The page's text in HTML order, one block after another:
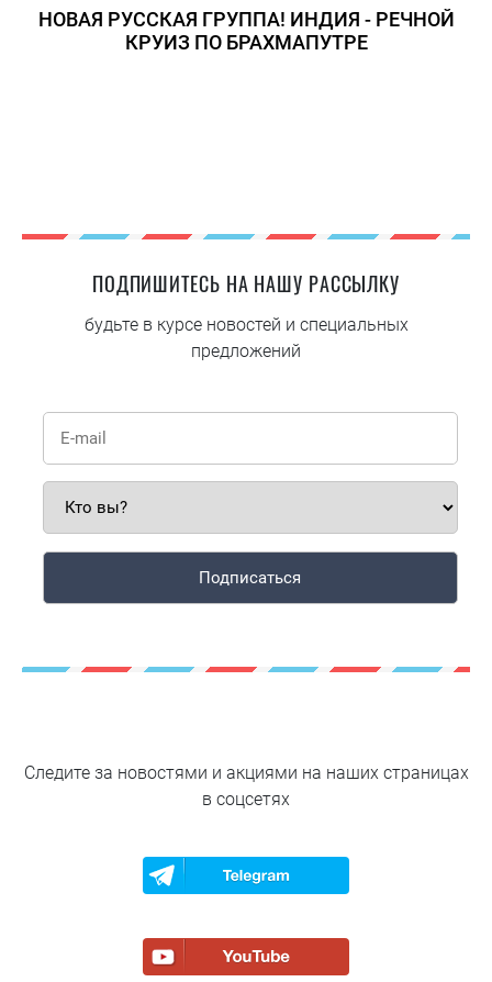
НОВАЯ РУССКАЯ ГРУППА! ИНДИЯ - РЕЧНОЙ
КРУИЗ ПО БРАХМАПУТРЕ
ПОДПИШИТЕСЬ НА НАШУ РАССЫЛКУ
будьте в курсе новостей и специальных
предложений
Следите за новостями и акциями на наших страницах
в соцсетях